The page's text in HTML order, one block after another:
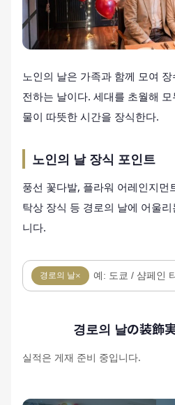
노인의 날은 가족과 함께 모여
전하는 날이다. 세대를 초월해
물이 따뜻한 시간을 장식한다.
노인의 날 장식 포인트
풍선 꽃다발, 플라워 어레인지먼
탁상 장식 등 경로의 날에 어울
니다.
경로의 날×
경로의 날の装飾
실적은 게재 준비 중입니다.